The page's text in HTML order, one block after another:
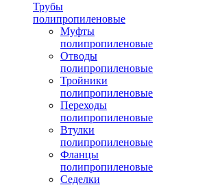
Трубы
полипропиленовые
Муфты
полипропиленовые
Отводы
полипропиленовые
Тройники
полипропиленовые
Переходы
полипропиленовые
Втулки
полипропиленовые
Фланцы
полипропиленовые
Седелки